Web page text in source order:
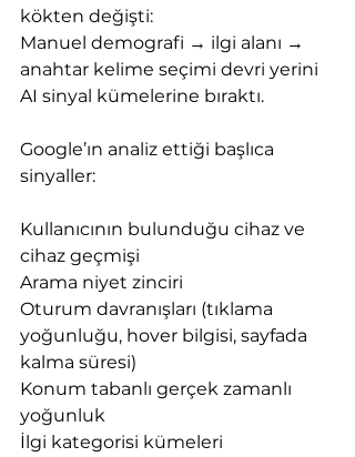
kökten değişti:
Manuel demografi → ilgi alanı →
anahtar kelime seçimi devri yerini
AI sinyal kümelerine bıraktı.
Google’ın analiz ettiği başlıca
sinyaller:
Kullanıcının bulunduğu cihaz ve
cihaz geçmişi
Arama niyet zinciri
Oturum davranışları (tıklama
yoğunluğu, hover bilgisi, sayfada
kalma süresi)
Konum tabanlı gerçek zamanlı
yoğunluk
İlgi kategorisi kümeleri